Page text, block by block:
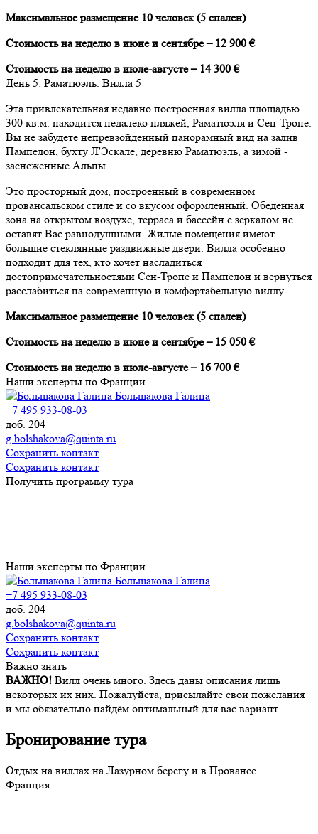
Максимальное размещение 10 человек (5 спален)
Стоимость на неделю в июне и сентябре – 12 900 €
Стоимость на неделю в июле-августе – 14 300 €
День 5: Раматюэль. Вилла 5
Эта привлекательная недавно построенная вилла площадью
300 кв.м. находится недалеко пляжей, Раматюэля и Сен-Тропе.
Вы не забудете непревзойденный панорамный вид на залив
Пампелон, бухту Л'Эскале, деревню Раматюэль, а зимой -
заснеженные Альпы.
Это просторный дом, построенный в современном
провансальском стиле и со вкусом оформленный. Обеденная
зона на открытом воздухе, терраса и бассейн с зеркалом не
оставят Вас равнодушными. Жилые помещения имеют
большие стеклянные раздвижные двери. Вилла особенно
подходит для тех, кто хочет насладиться
достопримечательностями Сен-Тропе и Пампелон и вернуться
расслабиться на современную и комфортабельную виллу.
Максимальное размещение 10 человек (5 спален)
Стоимость на неделю в июне и сентябре – 15 050 €
Стоимость на неделю в июле-августе – 16 700 €
Наши эксперты по Франции
Большакова Галина
+7 495 933-08-03
доб. 204
g.bolshakova@quinta.ru
Сохранить контакт
Сохранить контакт
Получить программу тура
Наши эксперты по Франции
Большакова Галина
+7 495 933-08-03
доб. 204
g.bolshakova@quinta.ru
Сохранить контакт
Сохранить контакт
Важно знать
ВАЖНО! Вилл очень много. Здесь даны описания лишь
некоторых их них. Пожалуйста, присылайте свои пожелания
и мы обязательно найдём оптимальный для вас вариант.
Бронирование тура
Отдых на виллах на Лазурном берегу и в Провансе
Франция